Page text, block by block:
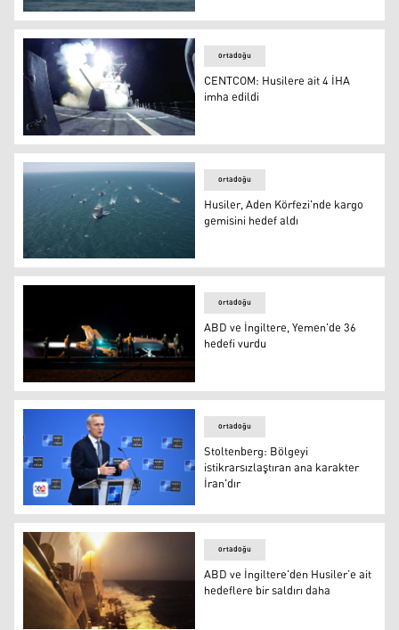
Husiler, Kızıldeniz ve Hint Okyanusu'nda 2 gemiyi hedef
CENTCOM: Husilere ait 4 İHA imha edildi
ortadoğu
CENTCOM: Husilere ait 4 İHA
imha edildi
Husiler, Aden Körfezi'nde kargo gemisini hedef aldı
ortadoğu
Husiler, Aden Körfezi'nde kargo
gemisini hedef aldı
ABD ve İngiltere, Yemen'de 36 hedefi vurdu
ortadoğu
ABD ve İngiltere, Yemen'de 36
hedefi vurdu
NATO Genel Sekreteri Jens Stoltenberg
ortadoğu
Stoltenberg: Bölgeyi
istikrarsızlaştıran ana karakter
İran'dır
ortadoğu
ABD ve İngiltere'den Husiler’e ait
hedeflere bir saldırı daha